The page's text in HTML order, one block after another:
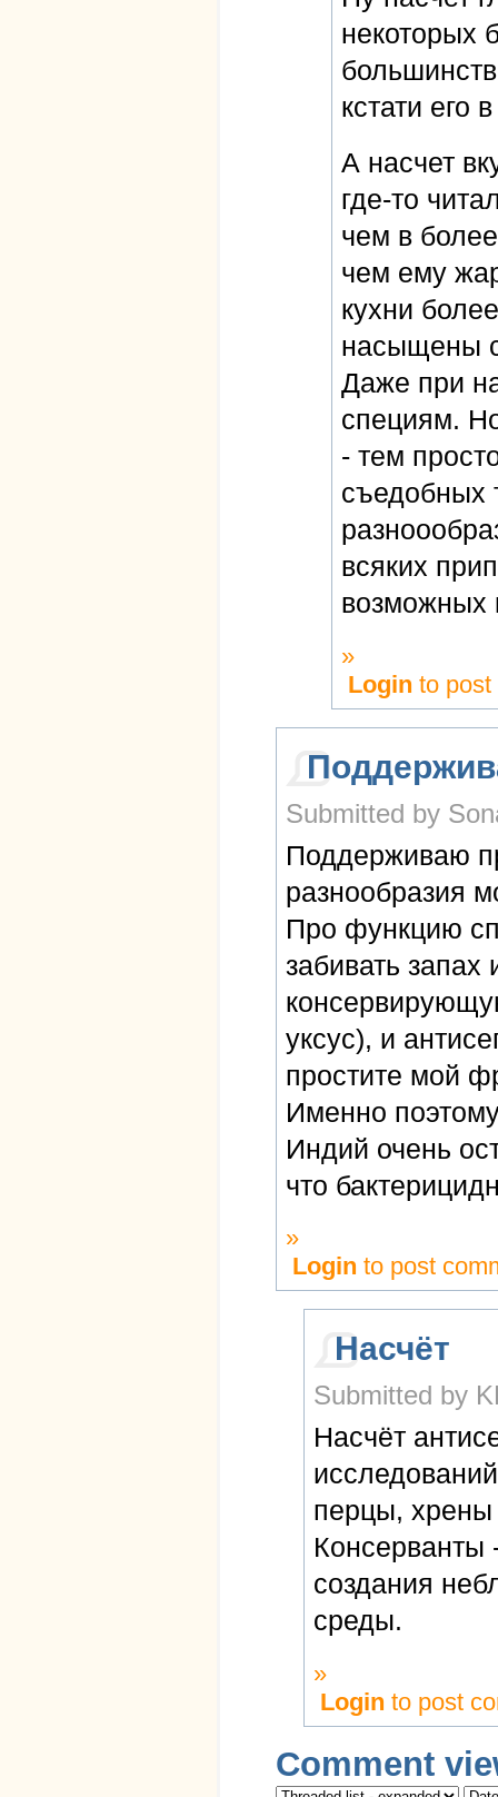
некоторых
кстати его
А насчет
где-то
чем в
чем ему
кухни
насыщены
Даже при
специям.
- тем
съедобных
всяких
возможных
»
Login to post
Submitted by
Поддерживаю
разнообразия
Про функцию
забивать
уксус), и
простите мой
Именно
Индий очень
что
»
Login to post
Насчёт
Submitted by
Насчёт
перцы, хрены
Консерванты
создания
среды.
»
Login to post
Comment